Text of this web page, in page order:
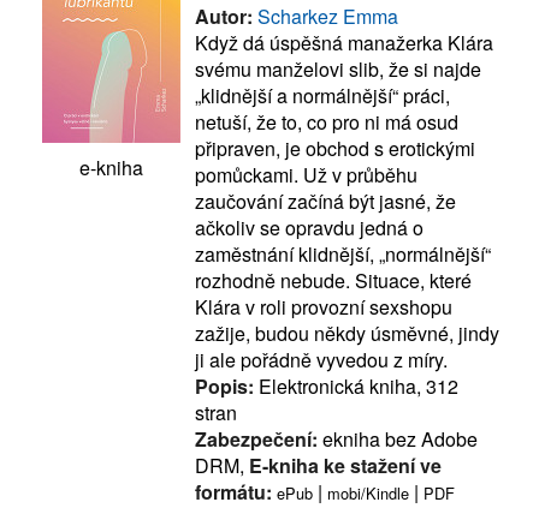
e-kniha
Autor: Scharkez Emma
Když dá úspěšná manažerka Klára
svému manželovi slib, že si najde
„klidnější a normálnější“ práci,
netuší, že to, co pro ni má osud
připraven, je obchod s erotickými
pomůckami. Už v průběhu
zaučování začíná být jasné, že
ačkoliv se opravdu jedná o
zaměstnání klidnější, „normálnější“
rozhodně nebude. Situace, které
Klára v roli provozní sexshopu
zažije, budou někdy úsměvné, jindy
ji ale pořádně vyvedou z míry.
Popis: Elektronická kniha, 312
stran
Zabezpečení: ekniha bez Adobe
DRM, E-kniha ke stažení ve
formátu: ePub | mobi/Kindle | PDF